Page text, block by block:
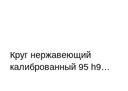
Круг нержавеющий
калиброванный 95 h9